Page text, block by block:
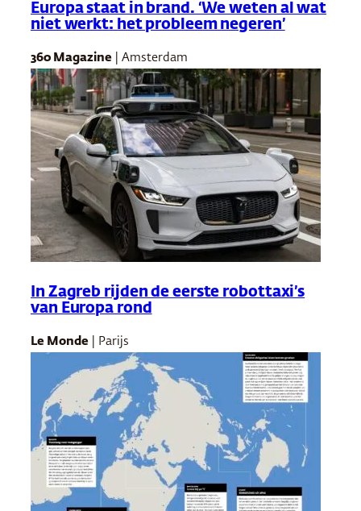
Europa staat in brand. ‘We weten al wat
niet werkt: het probleem negeren’
360 Magazine | Amsterdam
In Zagreb rijden de eerste robottaxi’s
van Europa rond
Le Monde | Parijs